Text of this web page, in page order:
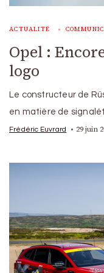
ACTUALITÉ
Opel :
logo
Le constructeur de
en matière de
Frédéric Euvrard 29 juin